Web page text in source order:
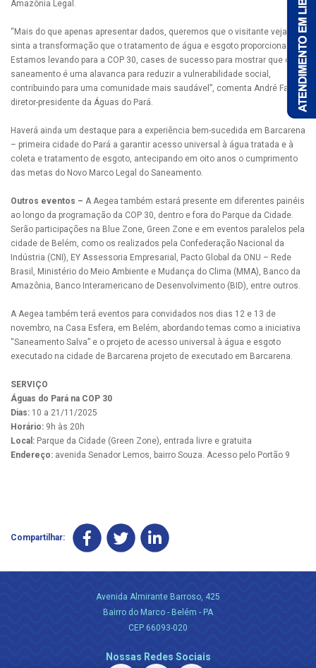
Amazônia Legal.
“Mais do que apenas apresentar dados, queremos que o visitante veja e
sinta a transformação que o tratamento de água e esgoto proporcionam.
Estamos levando para a COP 30, cases de sucesso para mostrar que o
saneamento é uma alavanca para reduzir a vulnerabilidade social,
contribuindo para uma comunidade mais saudável”, comenta André Facó,
diretor-presidente da Águas do Pará.
Haverá ainda um destaque para a experiência bem-sucedida em Barcarena
– primeira cidade do Pará a garantir acesso universal à água tratada e à
coleta e tratamento de esgoto, antecipando em oito anos o cumprimento
das metas do Novo Marco Legal do Saneamento.
Outros eventos – A Aegea também estará presente em diferentes painéis
ao longo da programação da COP 30, dentro e fora do Parque da Cidade.
Serão participações na Blue Zone, Green Zone e em eventos paralelos pela
cidade de Belém, como os realizados pela Confederação Nacional da
Indústria (CNI), EY Assessoria Empresarial, Pacto Global da ONU – Rede
Brasil, Ministério do Meio Ambiente e Mudança do Clima (MMA), Banco da
Amazônia, Banco Interamericano de Desenvolvimento (BID), entre outros.
A Aegea também terá eventos para convidados nos dias 12 e 13 de
novembro, na Casa Esfera, em Belém, abordando temas como a iniciativa
“Saneamento Salva” e o projeto de acesso universal à água e esgoto
executado na cidade de Barcarena projeto de executado em Barcarena.
SERVIÇO
Águas do Pará na COP 30
Dias: 10 a 21/11/2025
Horário: 9h às 20h
Local: Parque da Cidade (Green Zone), entrada livre e gratuita
Endereço: avenida Senador Lemos, bairro Souza. Acesso pelo Portão 9
Compartilhar:
Avenida Almirante Barroso, 425
Bairro do Marco - Belém - PA
CEP 66093-020
Nossas Redes Sociais